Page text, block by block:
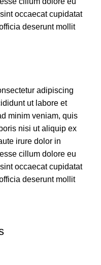
occaecat cupidatat
deserunt mollit
adipiscing
ut labore et
minim veniam, quis
nisi ut aliquip ex
irure dolor in
cillum dolore eu
occaecat cupidatat
deserunt mollit